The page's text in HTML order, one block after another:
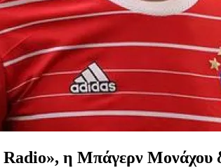
η Μπάγερν Μονάχου